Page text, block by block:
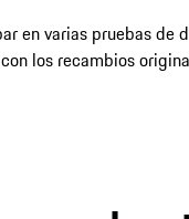
en varias pruebas de
los recambios